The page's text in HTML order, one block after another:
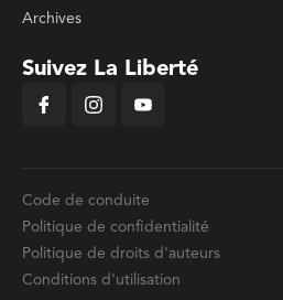
Archives
Suivez La Liberté
Code de conduite
Politique de confidentialité
Politique de droits d'auteurs
Conditions d'utilisation